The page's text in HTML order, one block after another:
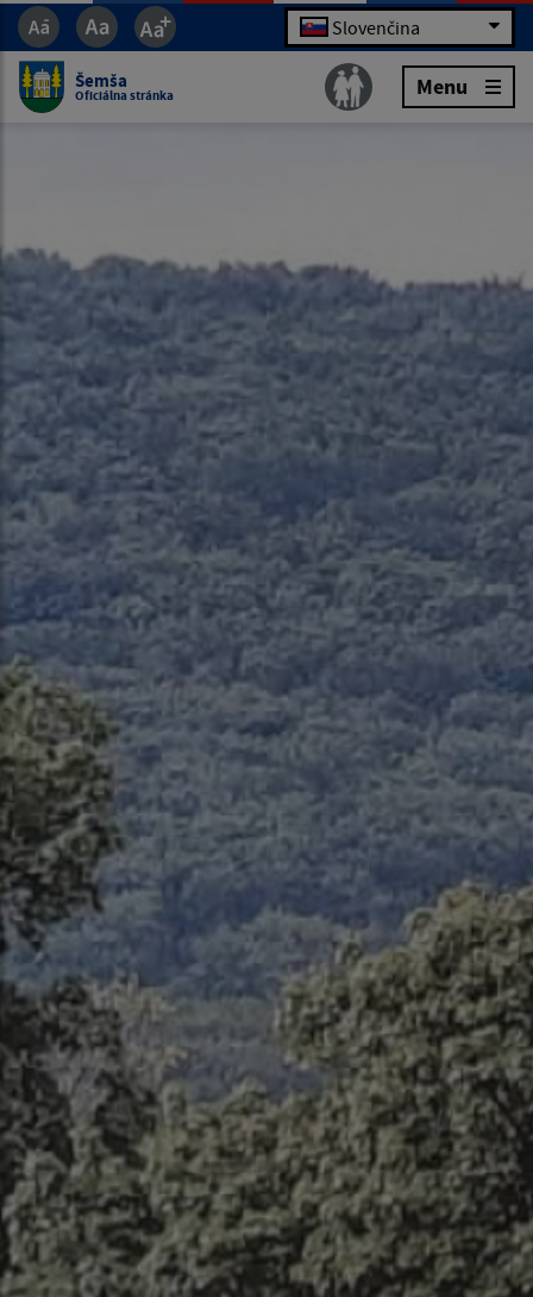
Slovenčina
Šemša
Oficiálna stránka Menu